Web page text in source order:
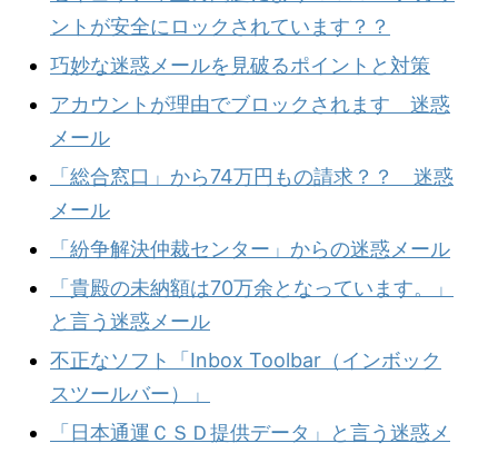
ントが安全にロックされています？？
巧妙な迷惑メールを見破るポイントと対策
アカウントが理由でブロックされます 迷惑
メール
「総合窓口」から74万円もの請求？？ 迷惑
メール
「紛争解決仲裁センター」からの迷惑メール
「貴殿の未納額は70万余となっています。」
と言う迷惑メール
不正なソフト「Inbox Toolbar（インボック
スツールバー）」
「日本通運ＣＳＤ提供データ」と言う迷惑メ